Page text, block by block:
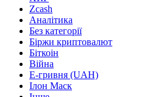
Zcash
Аналітика
Без категорії
Біржи криптовалют
Біткоін
Війна
Е-гривня (UAH)
Ілон Маск